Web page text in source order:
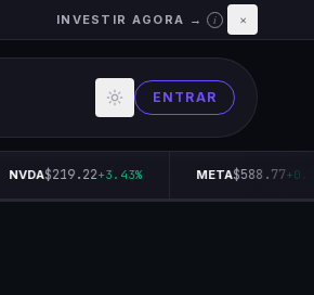
INVESTIR AGORA → i ×
ENTRAR
NVDA$219.22+3.43% META$588.77